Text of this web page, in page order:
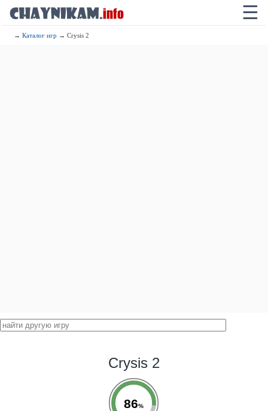
☰
→Каталог игр → Crysis 2
Crysis 2
86%